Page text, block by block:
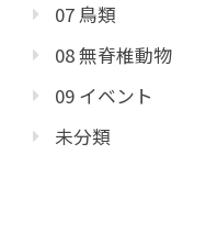
07 鳥類
08 無脊椎動物
09 イベント
未分類